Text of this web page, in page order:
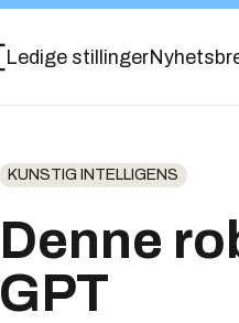
Ledige stillinger
KUNSTIG INTELLIGENS
Denne
GPT